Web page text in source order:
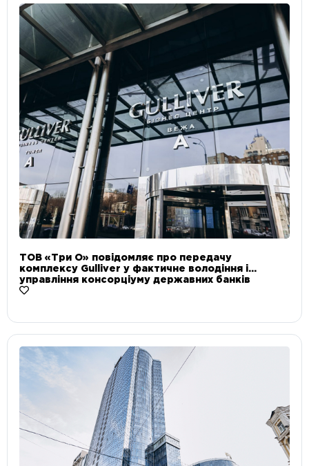
ТОВ «Три О» повідомляє про передачу
комплексу Gulliver у фактичне володіння і
управління консорціуму державних банків